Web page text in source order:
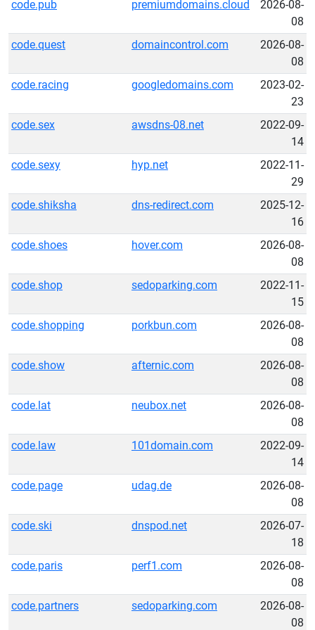
code.pub premiumdomains.cloud
2026-08-
08
code.quest
domaincontrol.com
2026-08-
08
code.racing
googledomains.com
2023-02-
23
code.sex
awsdns-08.net
2022-09-
14
code.sexy
hyp.net
2022-11-
29
code.shiksha
dns-redirect.com
2025-12-
16
code.shoes
hover.com
2026-08-
08
code.shop
sedoparking.com
2022-11-
15
code.shopping
porkbun.com
2026-08-
08
code.show
afternic.com
2026-08-
08
code.lat
neubox.net
2026-08-
08
code.law
101domain.com
2022-09-
14
code.page
udag.de
2026-08-
08
code.ski
dnspod.net
2026-07-
18
code.paris
perf1.com
2026-08-
08
code.partners
sedoparking.com
2026-08-
08